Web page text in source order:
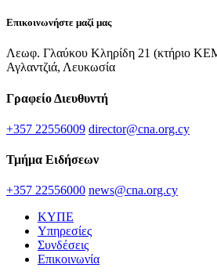
Επικοινωνήστε μαζί μας
Λεωφ. Γλαύκου Κληρίδη 21 (κτήριο
Αγλαντζιά, Λευκωσία
Γραφείο Διευθυντή
+357 22556009 director@cna.org.cy
Τμήμα Ειδήσεων
+357 22556000 news@cna.org.cy
ΚΥΠΕ
Υπηρεσίες
Συνδέσεις
Επικοινωνία